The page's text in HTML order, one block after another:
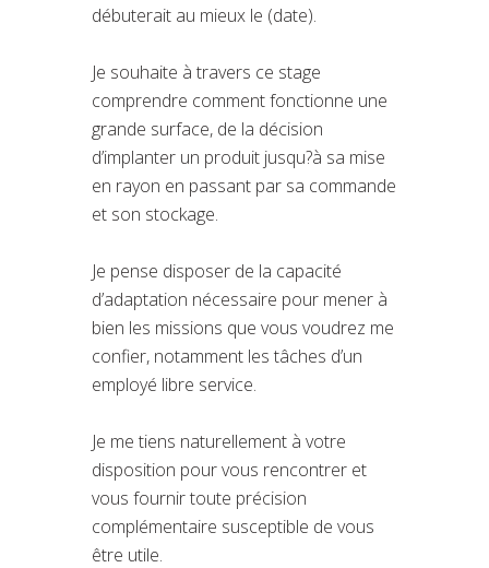
débuterait au mieux le (date).
Je souhaite à travers ce stage
comprendre comment fonctionne une
grande surface, de la décision
d’implanter un produit jusqu?à sa mise
en rayon en passant par sa commande
et son stockage.
Je pense disposer de la capacité
d’adaptation nécessaire pour mener à
bien les missions que vous voudrez me
confier, notamment les tâches d’un
employé libre service.
Je me tiens naturellement à votre
disposition pour vous rencontrer et
vous fournir toute précision
complémentaire susceptible de vous
être utile.